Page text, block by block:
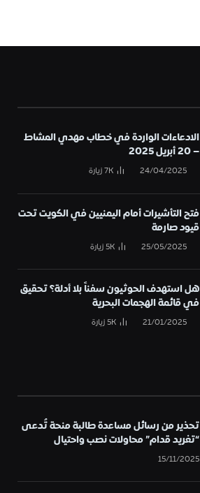
الادعاءات الواردة في خطاب مهدي المشاط
– 20 أبريل 2025
24/04/2025
7Kزيارة
فتح التأشيرات أمام اليمنيين في الكويت تحت
قيود صارمة
25/05/2025
5Kزيارة
هل استهدف الحوثيون سفناً بلا أدلة؟ تحقيق
في قائمة الهجمات البحرية
21/01/2025
5Kزيارة
تحذير من رسائل مساعدة طالبة منحة تُدعى
“تغريد قدام” محاولات نصب واحتيال
15/11/2025